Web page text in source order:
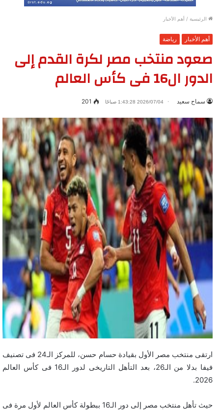
الرئيسية / أهم الأخبار
أهم الأخبار رياضة
صعود منتخب مصر لكرة القدم إلى
الدور ال16 فى كأس العالم
سماح سعيد 2026/07/04 1:43:28 صباحًا 201
ارتقى منتخب مصر الأول بقيادة حسام حسن، للمركز الـ24 فى تصنيف
فيفا بدلا من الـ26، بعد التأهل التاريخى لدور الـ16 فى كأس العالم
2026.
حيث تأهل منتخب مصر إلى دور الـ16 ببطولة كأس العالم لأول مرة فى